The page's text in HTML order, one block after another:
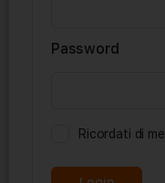
Password
Ricordati di me